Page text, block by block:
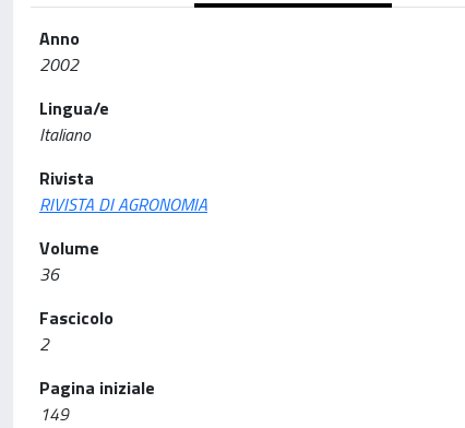
Anno
2002
Lingua/e
Italiano
Rivista
RIVISTA DI AGRONOMIA
Volume
36
Fascicolo
2
Pagina iniziale
149